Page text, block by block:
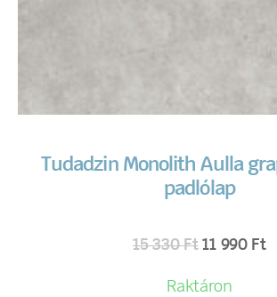
Tudadzin Monolith Aulla
padlólap
15 330Ft 11 990 Ft
Raktáron